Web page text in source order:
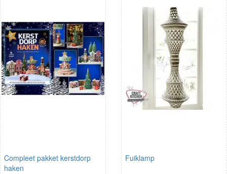
Compleet pakket kerstdorp
haken
Fuiklamp